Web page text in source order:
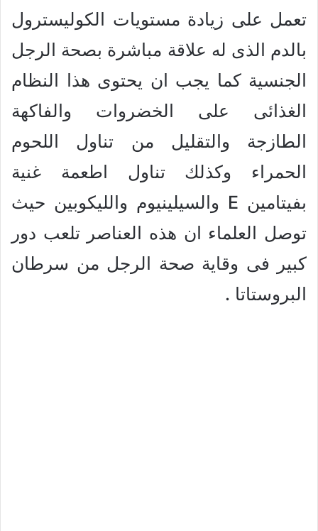
تعمل على زيادة مستويات الكوليسترول
بالدم الذى له علاقة مباشرة بصحة الرجل
الجنسية كما يجب ان يحتوى هذا النظام
الغذائى على الخضروات والفاكهة
الطازجة والتقليل من تناول اللحوم
الحمراء وكذلك تناول اطعمة غنية
بفيتامين E والسيلينيوم والليكوبين حيث
توصل العلماء ان هذه العناصر تلعب دور
كبير فى وقاية صحة الرجل من سرطان
البروستاتا .